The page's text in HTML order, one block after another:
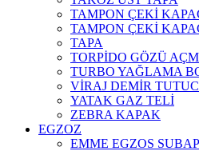
TAMPON ÇEKİ
TAMPON ÇEKİ
TAPA
TORPİDO GÖZÜ
TURBO YAĞLAMA
VİRAJ DEMİR
YATAK GAZ TELİ
ZEBRA KAPAK
EGZOZ
EMME EGZOS